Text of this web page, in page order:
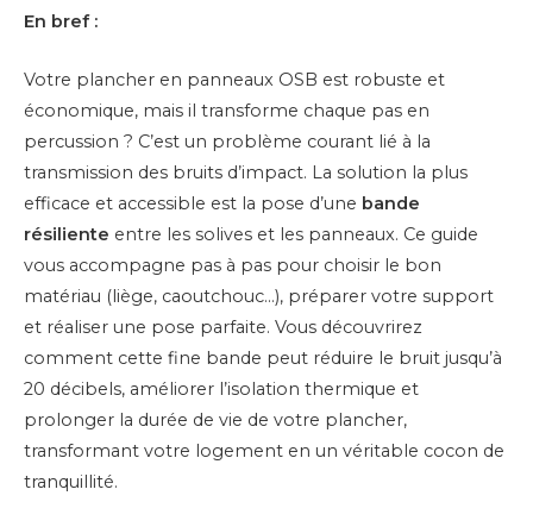
En bref :
Votre plancher en panneaux OSB est robuste et
économique, mais il transforme chaque pas en
percussion ? C’est un problème courant lié à la
transmission des bruits d’impact. La solution la plus
efficace et accessible est la pose d’une bande
résiliente entre les solives et les panneaux. Ce guide
vous accompagne pas à pas pour choisir le bon
matériau (liège, caoutchouc…), préparer votre support
et réaliser une pose parfaite. Vous découvrirez
comment cette fine bande peut réduire le bruit jusqu’à
20 décibels, améliorer l’isolation thermique et
prolonger la durée de vie de votre plancher,
transformant votre logement en un véritable cocon de
tranquillité.